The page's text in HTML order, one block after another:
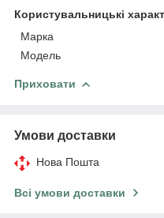
Користувальницькі
Марка
Модель
Приховати
Умови доставки
Нова Пошта
Всі умови доставки